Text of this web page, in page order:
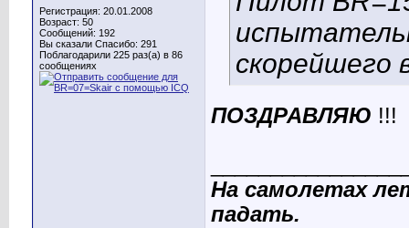
Регистрация: 20.01.2008
Возраст: 50
Сообщений: 192
Вы сказали Спасибо: 291
Поблагодарили 225 раз(а) в 86
сообщениях
скорейшего
ПОЗДРАВЛЯЮ !!!
На самолетах
падать.